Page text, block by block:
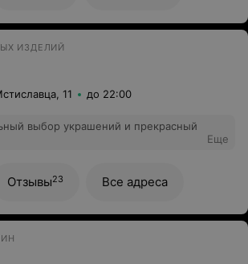
в стоимости: стоимость
в 2.5 раза за один день..... зачем
ИЗДЕЛИЙ
11 до 22:00
выбор украшений и прекрасный
Еще
Отзывы23 Все адреса